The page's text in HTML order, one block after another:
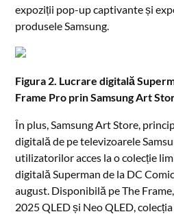
expoziții pop-up captivante și
produsele Samsung.
Figura 2. Lucrare digitală
Frame Pro prin Samsung Art
În plus, Samsung Art Store,
digitală de pe televizoarele
utilizatorilor acces la o colecție
digitală Superman de la DC
august. Disponibilă pe The
2025 QLED și Neo QLED,